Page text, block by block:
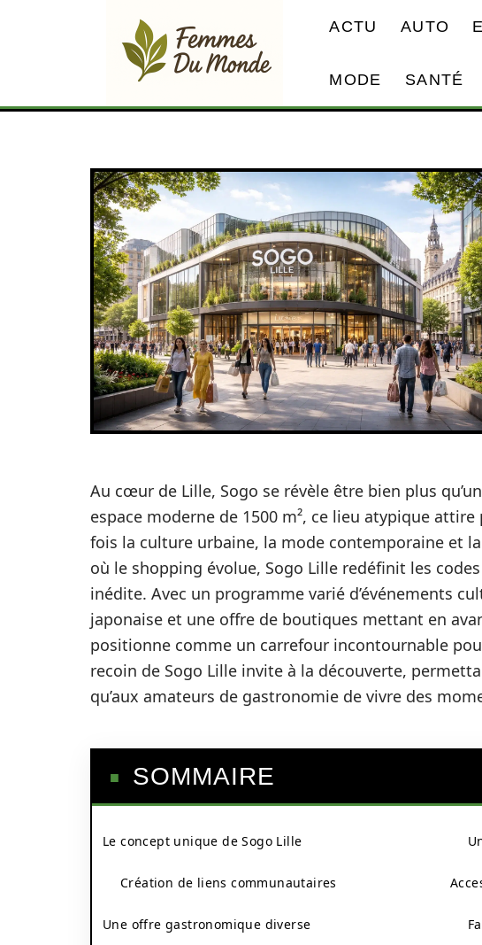
ACTU AUTO
MODE SANTÉ
Au cœur de Lille, Sogo se révèle être bien plus
espace moderne de 1500 m², ce lieu atypique
fois la culture urbaine, la mode contemporaine et
où le shopping évolue, Sogo Lille redéfinit les
inédite. Avec un programme varié d’événements
japonaise et une offre de boutiques mettant en
positionne comme un carrefour incontournable
recoin de Sogo Lille invite à la découverte,
qu’aux amateurs de gastronomie de vivre des
SOMMAIRE
Le concept unique de Sogo Lille
Création de liens communautaires
Une offre gastronomique diverse